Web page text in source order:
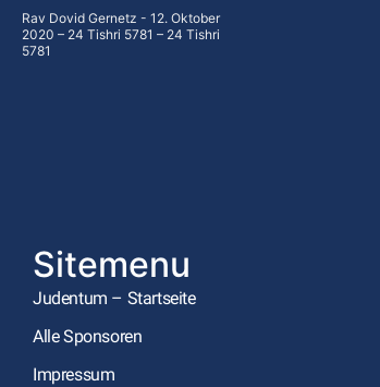
Rav Dovid Gernetz
12. Oktober
2020 – 24 Tishri 5781 – 24 Tishri
5781
Sitemenu
Judentum – Startseite
Alle Sponsoren
Impressum